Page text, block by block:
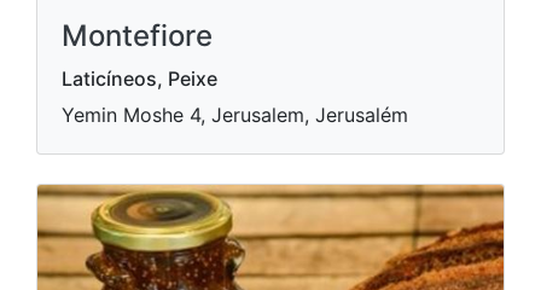
Montefiore
Laticíneos, Peixe
Yemin Moshe 4, Jerusalem, Jerusalém